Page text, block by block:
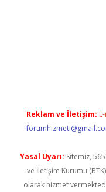
Reklam ve İletişim:
Yasal Uyarı: Sitemiz,
ve İletişim Kurumu
olarak hizmet